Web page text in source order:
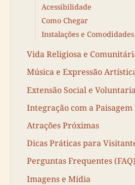
Acessibilidade
Como Chegar
Instalações e Comodidades
Vida Religiosa e
Música e Expressão
Extensão Social e
Integração com a
Atrações Próximas
Dicas Práticas para
Perguntas Frequentes (FAQ)
Imagens e Mídia